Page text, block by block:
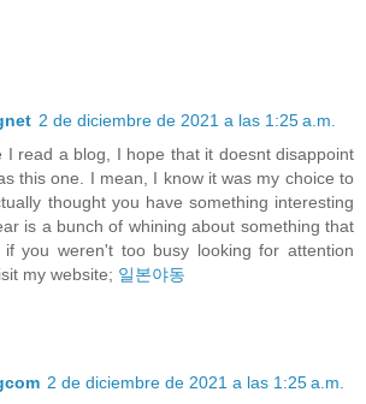
2 de diciembre de 2021 a las 1:25 a.m.
I read a blog, I hope that it doesnt disappoint
this one. I mean, I know it was my choice to
thought you have something interesting
is a bunch of whining about something that
you weren't too busy looking for attention
my website; 일본야동
2 de diciembre de 2021 a las 1:25 a.m.